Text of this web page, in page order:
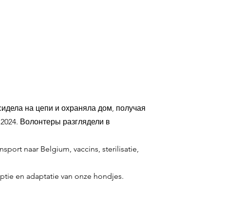
на цепи и охраняла дом, получая
Волонтеры разглядели в
naar Belgium, vaccins, sterilisatie,
en adaptatie van onze hondjes.